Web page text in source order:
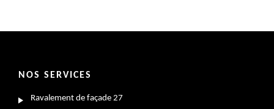
NOS SERVICES
Ravalement de façade 27